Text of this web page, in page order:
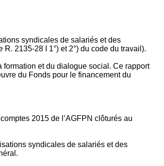
syndicales de salariés et des
2135‐28 I 1°) et 2°) du code du travail).
formation et du dialogue social. Ce rapport
du Fonds pour le financement du
2015 de l’AGFPN clôturés au
syndicales de salariés et des